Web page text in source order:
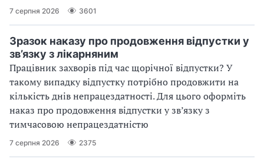
7 серпня 2026 3601
Зразок наказу про продовження відпустки у
зв’язку з лікарняним
Працівник захворів під час щорічної відпустки? У
такому випадку відпустку потрібно продовжити на
кількість днів непрацездатності. Для цього оформіть
наказ про продовження відпустки у зв’язку з
тимчасовою непрацездатністю
7 серпня 2026 2375